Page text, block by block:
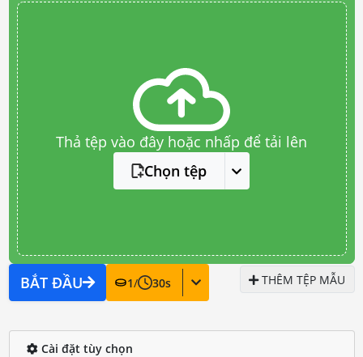
Thả tệp vào đây hoặc nhấp để tải lên
Chọn tệp
BẮT ĐẦU 1/ 30s THÊM TỆP MẪU
Cài đặt tùy chọn